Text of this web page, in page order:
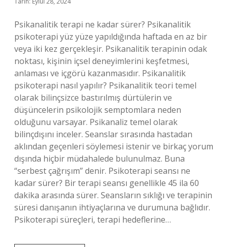
Psikanalitik terapi ne kadar sürer? Psikanalitik
psikoterapi yüz yüze yapıldığında haftada en az bir
veya iki kez gerçekleşir. Psikanalitik terapinin odak
noktası, kişinin içsel deneyimlerini keşfetmesi,
anlaması ve içgörü kazanmasıdır. Psikanalitik
psikoterapi nasıl yapılır? Psikanalitik teori temel
olarak bilinçsizce bastırılmış dürtülerin ve
düşüncelerin psikolojik semptomlara neden
olduğunu varsayar. Psikanaliz temel olarak
bilinçdışını inceler. Seanslar sırasında hastadan
aklından geçenleri söylemesi istenir ve birkaç yorum
dışında hiçbir müdahalede bulunulmaz. Buna
“serbest çağrışım” denir. Psikoterapi seansı ne
kadar sürer? Bir terapi seansı genellikle 45 ila 60
dakika arasında sürer. Seansların sıklığı ve terapinin
süresi danışanın ihtiyaçlarına ve durumuna bağlıdır.
Psikoterapi süreçleri, terapi hedeflerine…